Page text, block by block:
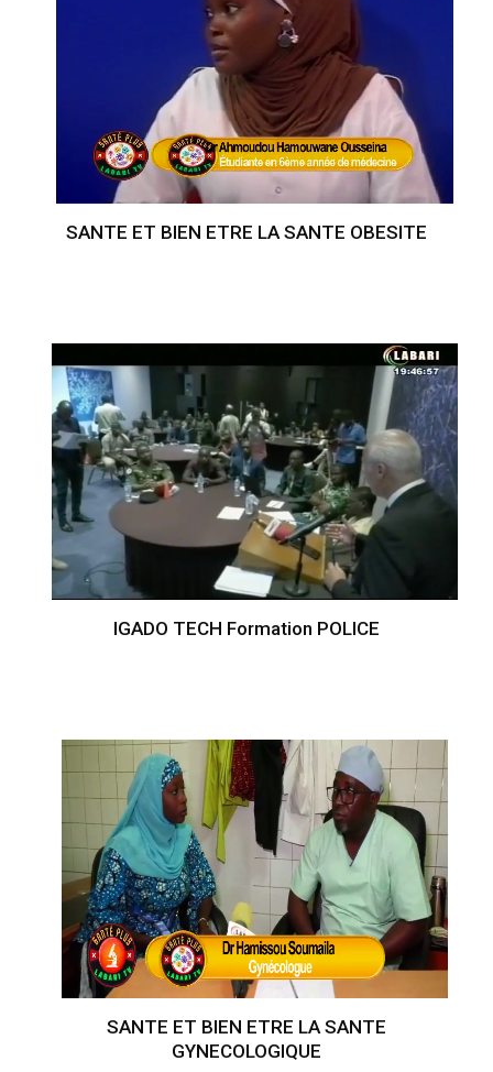
SANTE ET BIEN ETRE LA SANTE OBESITE
IGADO TECH Formation POLICE
SANTE ET BIEN ETRE LA SANTE
GYNECOLOGIQUE